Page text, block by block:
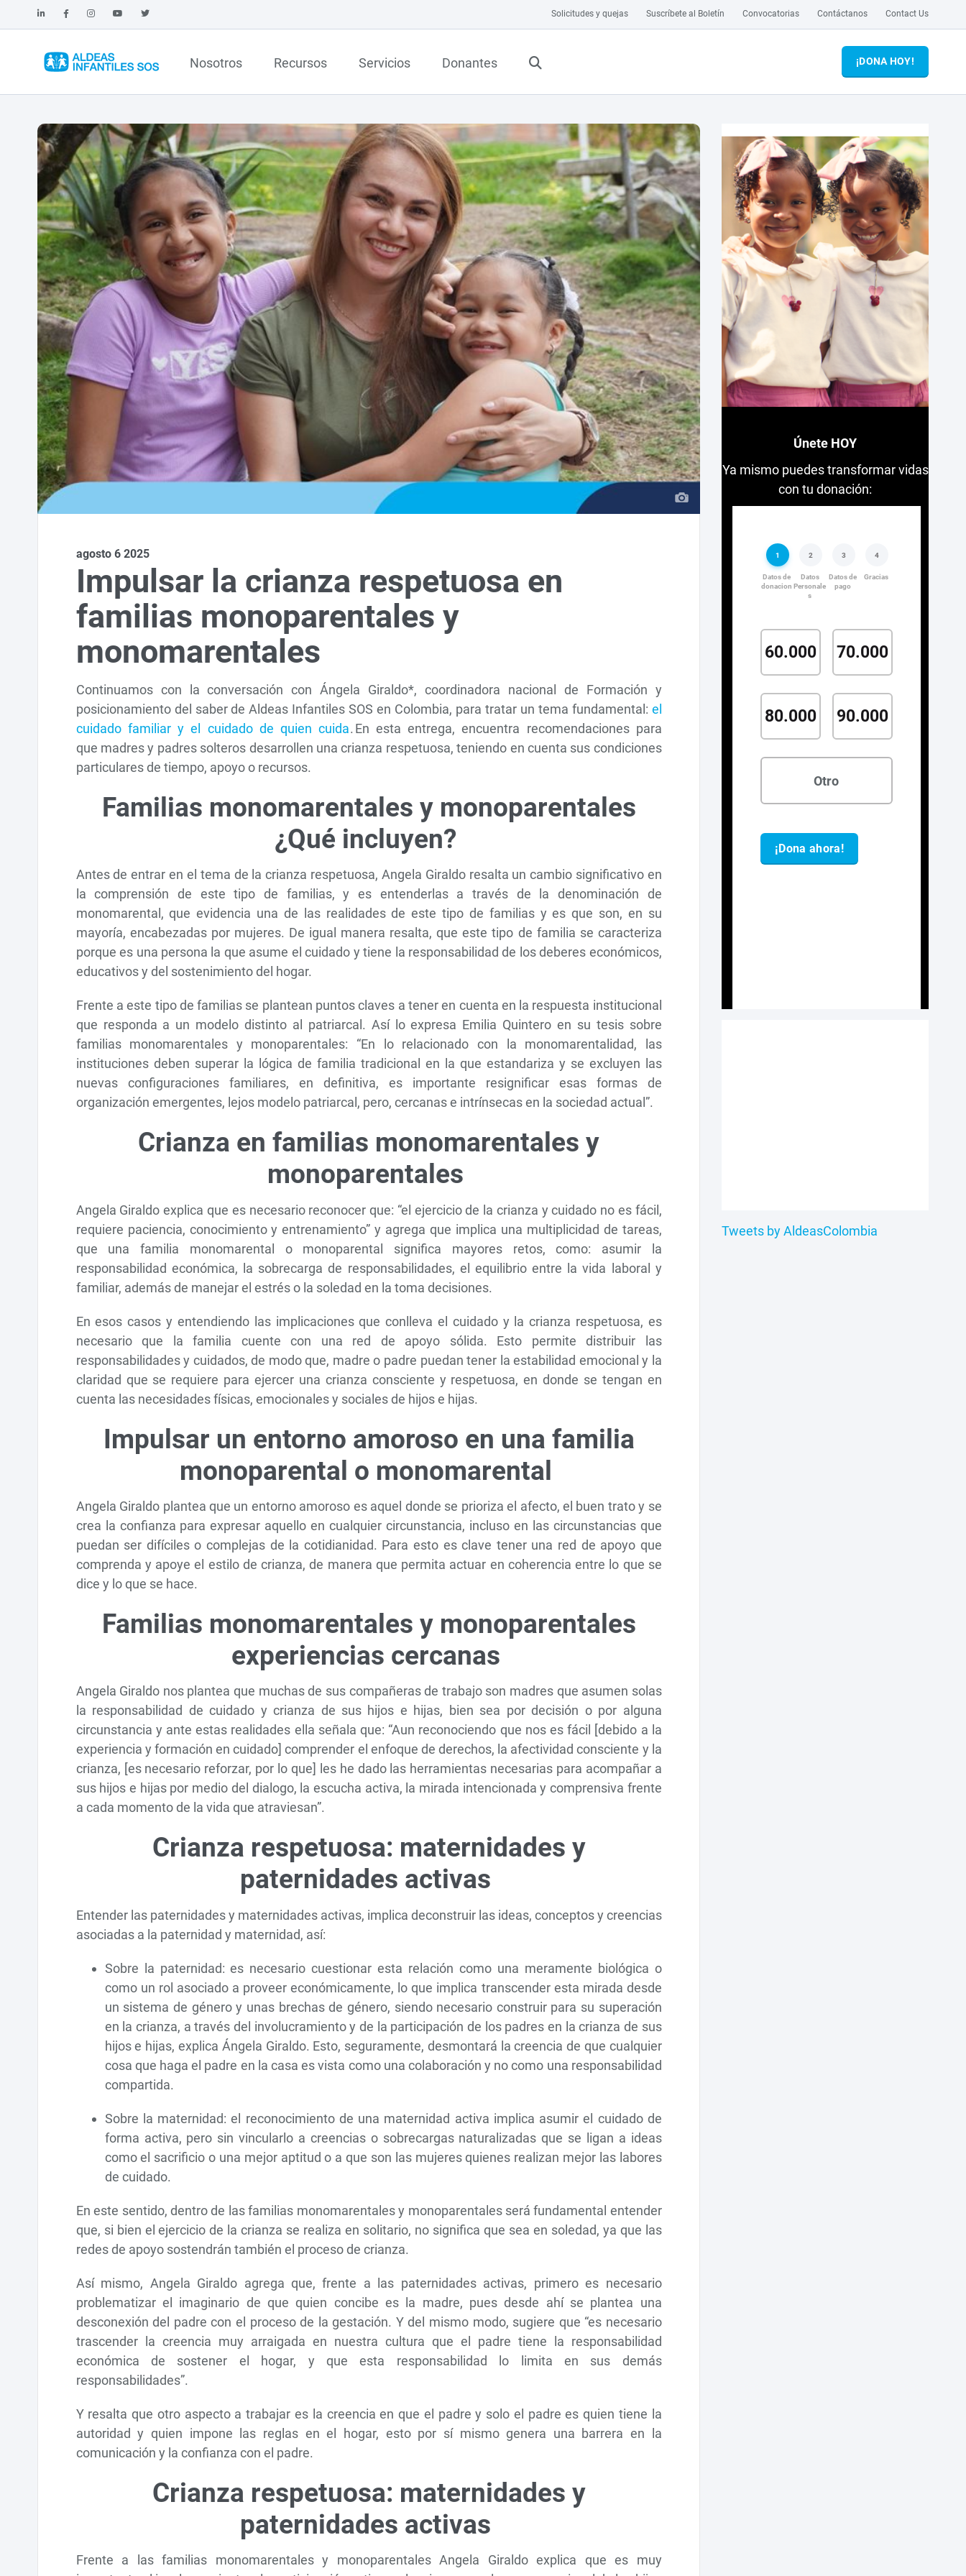
Solicitudes y quejas Suscríbete al Boletín Convocatorias Contáctanos Contact Us
Nosotros Recursos Servicios Donantes ¡DONA HOY!
agosto 6 2025
Impulsar la crianza respetuosa en
familias monoparentales y
monomarentales
Continuamos con la conversación con Ángela Giraldo*, coordinadora nacional de Formación y
posicionamiento del saber de Aldeas Infantiles SOS en Colombia, para tratar un tema fundamental: el
cuidado familiar y el cuidado de quien cuida. En esta entrega, encuentra recomendaciones para
que madres y padres solteros desarrollen una crianza respetuosa, teniendo en cuenta sus condiciones
particulares de tiempo, apoyo o recursos.
Familias monomarentales y monoparentales
¿Qué incluyen?
Antes de entrar en el tema de la crianza respetuosa, Angela Giraldo resalta un cambio significativo en
la comprensión de este tipo de familias, y es entenderlas a través de la denominación de
monomarental, que evidencia una de las realidades de este tipo de familias y es que son, en su
mayoría, encabezadas por mujeres. De igual manera resalta, que este tipo de familia se caracteriza
porque es una persona la que asume el cuidado y tiene la responsabilidad de los deberes económicos,
educativos y del sostenimiento del hogar.
Frente a este tipo de familias se plantean puntos claves a tener en cuenta en la respuesta institucional
que responda a un modelo distinto al patriarcal. Así lo expresa Emilia Quintero en su tesis sobre
familias monomarentales y monoparentales: “En lo relacionado con la monomarentalidad, las
instituciones deben superar la lógica de familia tradicional en la que estandariza y se excluyen las
nuevas configuraciones familiares, en definitiva, es importante resignificar esas formas de
organización emergentes, lejos modelo patriarcal, pero, cercanas e intrínsecas en la sociedad actual”.
Crianza en familias monomarentales y
monoparentales
Angela Giraldo explica que es necesario reconocer que: “el ejercicio de la crianza y cuidado no es fácil,
requiere paciencia, conocimiento y entrenamiento” y agrega que implica una multiplicidad de tareas,
que una familia monomarental o monoparental significa mayores retos, como: asumir la
responsabilidad económica, la sobrecarga de responsabilidades, el equilibrio entre la vida laboral y
familiar, además de manejar el estrés o la soledad en la toma decisiones.
En esos casos y entendiendo las implicaciones que conlleva el cuidado y la crianza respetuosa, es
necesario que la familia cuente con una red de apoyo sólida. Esto permite distribuir las
responsabilidades y cuidados, de modo que, madre o padre puedan tener la estabilidad emocional y la
claridad que se requiere para ejercer una crianza consciente y respetuosa, en donde se tengan en
cuenta las necesidades físicas, emocionales y sociales de hijos e hijas.
Impulsar un entorno amoroso en una familia
monoparental o monomarental
Angela Giraldo plantea que un entorno amoroso es aquel donde se prioriza el afecto, el buen trato y se
crea la confianza para expresar aquello en cualquier circunstancia, incluso en las circunstancias que
puedan ser difíciles o complejas de la cotidianidad. Para esto es clave tener una red de apoyo que
comprenda y apoye el estilo de crianza, de manera que permita actuar en coherencia entre lo que se
dice y lo que se hace.
Familias monomarentales y monoparentales
experiencias cercanas
Angela Giraldo nos plantea que muchas de sus compañeras de trabajo son madres que asumen solas
la responsabilidad de cuidado y crianza de sus hijos e hijas, bien sea por decisión o por alguna
circunstancia y ante estas realidades ella señala que: “Aun reconociendo que nos es fácil [debido a la
experiencia y formación en cuidado] comprender el enfoque de derechos, la afectividad consciente y la
crianza, [es necesario reforzar, por lo que] les he dado las herramientas necesarias para acompañar a
sus hijos e hijas por medio del dialogo, la escucha activa, la mirada intencionada y comprensiva frente
a cada momento de la vida que atraviesan”.
Crianza respetuosa: maternidades y
paternidades activas
Entender las paternidades y maternidades activas, implica deconstruir las ideas, conceptos y creencias
asociadas a la paternidad y maternidad, así:
Sobre la paternidad: es necesario cuestionar esta relación como una meramente biológica o
como un rol asociado a proveer económicamente, lo que implica transcender esta mirada desde
un sistema de género y unas brechas de género, siendo necesario construir para su superación
en la crianza, a través del involucramiento y de la participación de los padres en la crianza de sus
hijos e hijas, explica Ángela Giraldo. Esto, seguramente, desmontará la creencia de que cualquier
cosa que haga el padre en la casa es vista como una colaboración y no como una responsabilidad
compartida.
Sobre la maternidad: el reconocimiento de una maternidad activa implica asumir el cuidado de
forma activa, pero sin vincularlo a creencias o sobrecargas naturalizadas que se ligan a ideas
como el sacrificio o una mejor aptitud o a que son las mujeres quienes realizan mejor las labores
de cuidado.
En este sentido, dentro de las familias monomarentales y monoparentales será fundamental entender
que, si bien el ejercicio de la crianza se realiza en solitario, no significa que sea en soledad, ya que las
redes de apoyo sostendrán también el proceso de crianza.
Así mismo, Angela Giraldo agrega que, frente a las paternidades activas, primero es necesario
problematizar el imaginario de que quien concibe es la madre, pues desde ahí se plantea una
desconexión del padre con el proceso de la gestación. Y del mismo modo, sugiere que “es necesario
trascender la creencia muy arraigada en nuestra cultura que el padre tiene la responsabilidad
económica de sostener el hogar, y que esta responsabilidad lo limita en sus demás
responsabilidades”.
Y resalta que otro aspecto a trabajar es la creencia en que el padre y solo el padre es quien tiene la
autoridad y quien impone las reglas en el hogar, esto por sí mismo genera una barrera en la
comunicación y la confianza con el padre.
Crianza respetuosa: maternidades y
paternidades activas
Frente a las familias monomarentales y monoparentales Angela Giraldo explica que es muy
Únete HOY
Ya mismo puedes transformar vidas
con tu donación:
Tweets by AldeasColombia